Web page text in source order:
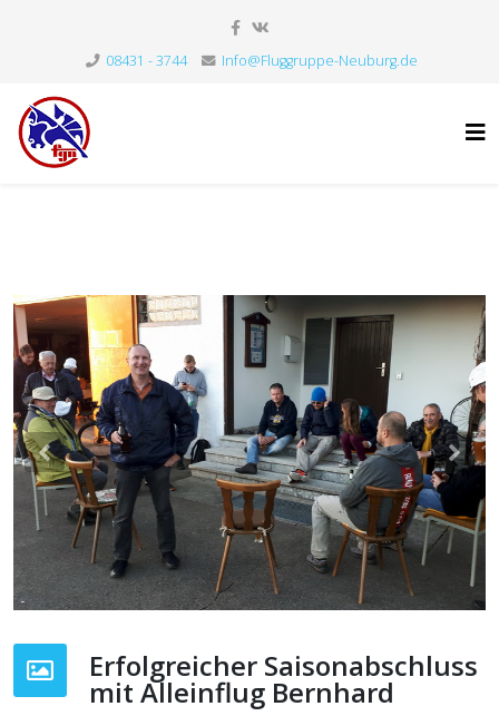
08431 - 3744 Info@Fluggruppe-Neuburg.de
Previous
Erfolgreicher Saisonabschluss
mit Alleinflug Bernhard